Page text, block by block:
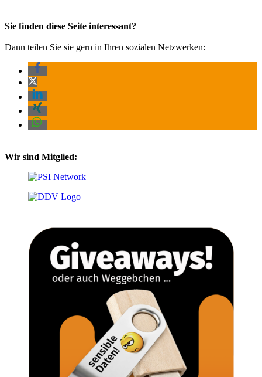
Sie finden diese Seite interessant?
Dann teilen Sie sie gern in Ihren sozialen Netzwerken:
Wir sind Mitglied: